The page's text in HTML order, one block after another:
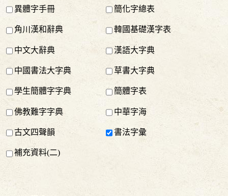
異體字手冊 簡化字總表
角川漢和辭典 韓國基礎漢字表
中文大辭典 漢語大字典
中國書法大字典 草書大字典
學生簡體字字典 簡體字表
佛教難字字典 中華字海
古文四聲韻 書法字彙
補充資料(二)